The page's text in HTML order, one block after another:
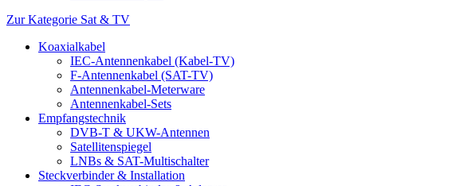
Zur Kategorie Sat & TV
Koaxialkabel
IEC-Antennenkabel (Kabel-TV)
F-Antennenkabel (SAT-TV)
Antennenkabel-Meterware
Antennenkabel-Sets
Empfangstechnik
DVB-T & UKW-Antennen
Satellitenspiegel
LNBs & SAT-Multischalter
Steckverbinder & Installation